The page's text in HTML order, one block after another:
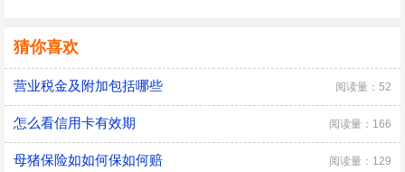
猜你喜欢
营业税金及附加包括哪些 阅读量：52
怎么看信用卡有效期 阅读量：166
母猪保险如如何保如何赔 阅读量：129